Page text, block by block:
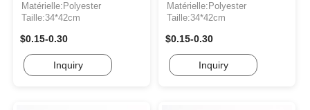
Matérielle:Polyester
Taille:34*42cm
$0.15-0.30
Inquiry
Matérielle:Polyester
Taille:34*42cm
$0.15-0.30
Inquiry